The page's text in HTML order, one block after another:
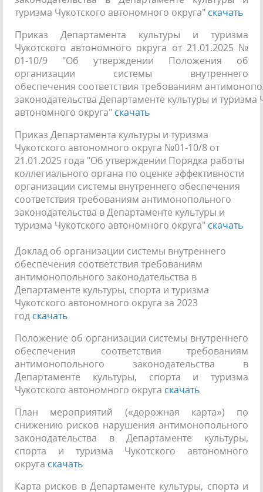
туризма Чукотского автономного округа" скачать
Приказ Департамента культуры и туризма
Чукотского автономного округа от 21.01.2025 №
01-10/9 "Об утверждении Положения об
организации системы внутреннего
обеспечения соответствия требованиям
законодательства Департаменте культуры и туризма
автономного округа" скачать
Приказ Департамента культуры и туризма
Чукотского автономного округа №01-10/8 от
21.01.2025 года "Об утверждении Порядка работы
коллегиального органа по оценке эффективности
организации системы внутреннего обеспечения
соответствия требованиям антимонопольного
законодательства в Департаменте культуры и
туризма Чукотского автономного округа" скачать
Доклад об организации системы внутреннего
обеспечения соответствия требованиям
антимонопольного законодательства в
Департаменте культуры, спорта и туризма
Чукотского автономного округа за 2023
год скачать
Положение об организации системы внутреннего
обеспечения соответствия требованиям
антимонопольного законодательства в
Департаменте культуры, спорта и туризма
Чукотского автономного округа скачать
План мероприятий («дорожная карта») по
снижению рисков нарушения антимонопольного
законодательства в Департаменте культуры,
спорта и туризма Чукотского автономного
округа скачать
Карта рисков в Департаменте культуры, спорта и